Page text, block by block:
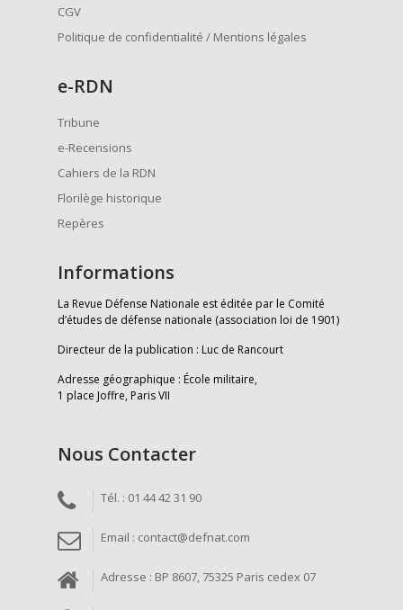
CGV
Politique de confidentialité / Mentions légales
e-RDN
Tribune
e-Recensions
Cahiers de la RDN
Florilège historique
Repères
Informations
La Revue Défense Nationale est éditée par le Comité
d’études de défense nationale (association loi de 1901)
Directeur de la publication : Luc de Rancourt
Adresse géographique : École militaire,
1 place Joffre, Paris VII
Nous Contacter
Tél. : 01 44 42 31 90
Email : contact@defnat.com
Adresse : BP 8607, 75325 Paris cedex 07